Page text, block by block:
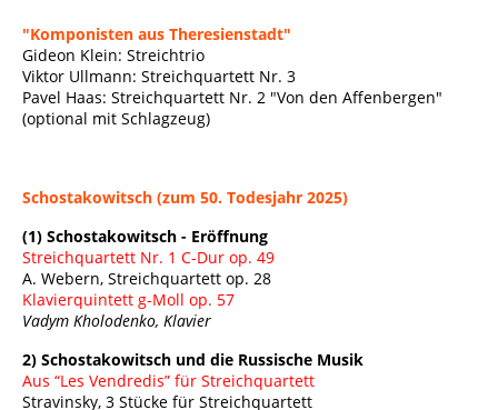
"Komponisten aus Theresienstadt"
Gideon Klein: Streichtrio
Viktor Ullmann: Streichquartett Nr. 3
Pavel Haas: Streichquartett Nr. 2 "Von den Affenbergen"
(optional mit Schlagzeug)
Schostakowitsch (zum 50. Todesjahr 2025)
(1) Schostakowitsch - Eröffnung
Streichquartett Nr. 1 C-Dur op. 49
A. Webern, Streichquartett op. 28
Klavierquintett g-Moll op. 57
Vadym Kholodenko, Klavier
2) Schostakowitsch und die Russische Musik
Aus “Les Vendredis” für Streichquartett
Stravinsky, 3 Stücke für Streichquartett